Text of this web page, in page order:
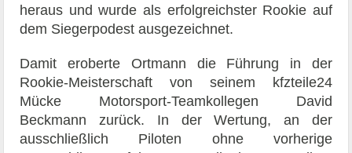
heraus und wurde als erfolgreichster Rookie auf
dem Siegerpodest ausgezeichnet.
Damit eroberte Ortmann die Führung in der
Rookie-Meisterschaft von seinem kfzteile24
Mücke Motorsport-Teamkollegen David
Beckmann zurück. In der Wertung, an der
ausschließlich Piloten ohne vorherige